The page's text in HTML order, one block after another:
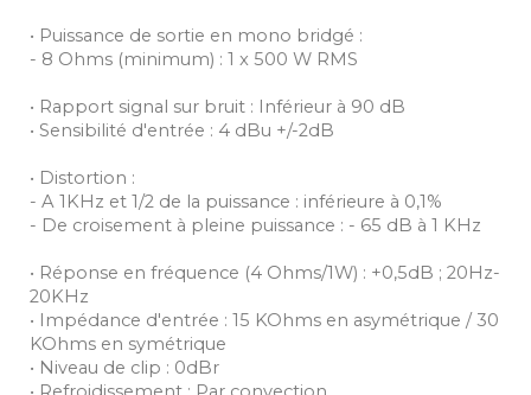
• Puissance de sortie en mono bridgé :
- 8 Ohms (minimum) : 1 x 500 W RMS
• Rapport signal sur bruit : Inférieur à 90 dB
• Sensibilité d'entrée : 4 dBu +/-2dB
• Distortion :
- A 1KHz et 1/2 de la puissance : inférieure à 0,1%
- De croisement à pleine puissance : - 65 dB à 1 KHz
• Réponse en fréquence (4 Ohms/1W) : +0,5dB ; 20Hz-
20KHz
• Impédance d'entrée : 15 KOhms en asymétrique / 30
KOhms en symétrique
• Niveau de clip : 0dBr